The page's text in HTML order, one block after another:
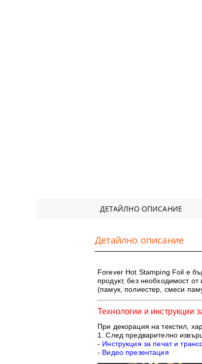
ДЕТАЙЛНО ОПИСАНИЕ
Детайлно описание
Forever Hot Stamping Foil е
продукт, без необходимост
(памук, полиестер, смеси
Технологии и инструкции
При декорация на текстил,
1. След предварително
- Инструкция за печат и
- Видео презентация